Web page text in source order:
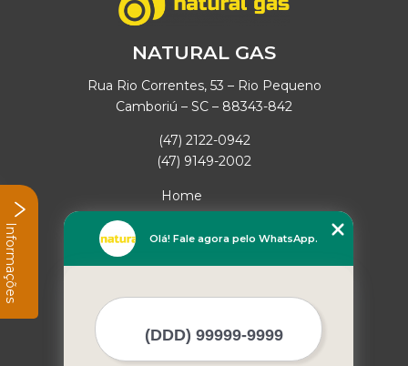
NATURAL GAS
Rua Rio Correntes, 53 – Rio Pequeno
Camboriú – SC – 88343-842
(47) 2122-0942
(47) 9149-2002
Home
Empresa
Missão
Mapa do site
Olá! Fale agora pelo WhatsApp.
Informações